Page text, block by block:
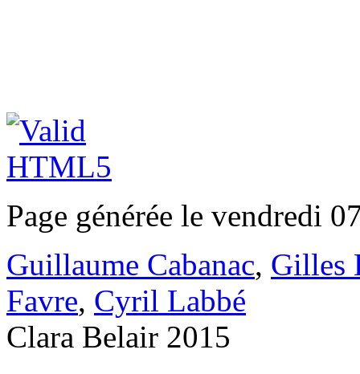
Page générée le vendredi
Guillaume Cabanac, Gilles
Favre, Cyril Labbé
Clara Belair 2015